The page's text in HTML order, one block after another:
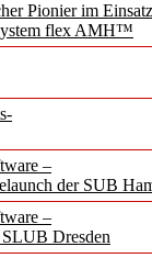
Pionier im
flex AMH™
–
der SUB
–
Dresden
Jahr